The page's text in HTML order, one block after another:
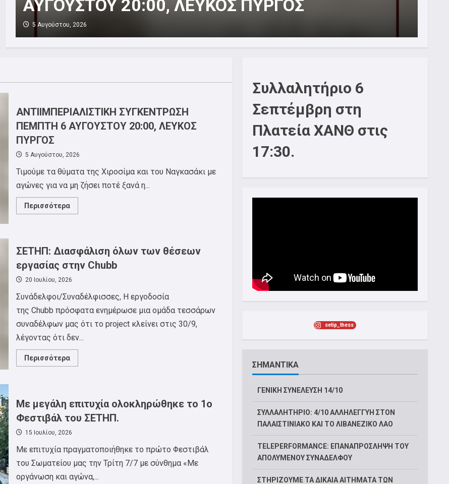
στην Chubb
20 Ιουλίου, 2026
ΑΝΤΙΙΜΠΕΡΙΑΛΙΣΤΙΚΗ ΣΥΓΚΕΝΤΡΩΣΗ
ΠΕΜΠΤΗ 6 ΑΥΓΟΥΣΤΟΥ 20:00, ΛΕΥΚΟΣ
ΠΥΡΓΟΣ
5 Αυγούστου, 2026
Τιμούμε τα θύματα της Χιροσίμα και του Ναγκασάκι με
αγώνες για να μη ζήσει ποτέ ξανά η...
ΠερισσότεραRead
more
6
ΑΥΓΟΥΣΤΟΥ
20:00,
ΛΕΥΚΟΣ
ΠΥΡΓΟΣ
ΣΕΤΗΠ: Διασφάλιση όλων των θέσεων
εργασίας στην Chubb
20 Ιουλίου, 2026
Συνάδελφοι/Συναδέλφισσες, Η εργοδοσία
της Chubb πρόσφατα ενημέρωσε μια ομάδα τεσσάρων
συναδέλφων μας ότι το project κλείνει στις 30/9,
λέγοντας ότι δεν...
ΠερισσότεραRead
more
θέσεων
εργασίας
στην
Με μεγάλη επιτυχία ολοκληρώθηκε το 1ο
Φεστιβάλ του ΣΕΤΗΠ.
15 Ιουλίου, 2026
Με επιτυχία πραγματοποιήθηκε το πρώτο Φεστιβάλ
του Σωματείου μας την Τρίτη 7/7 με σύνθημα «Με
οργάνωση και αγώνα,...
Συλλαλητήριο 6
Σεπτέμβρη στη
Πλατεία ΧΑΝΘ στις
17:30.
setip_thess
ΣΗΜΑΝΤΙΚΑ
ΓΕΝΙΚΗ ΣΥΝΕΛΕΥΣΗ 14/10
ΣΥΛΛΑΛΗΤΗΡΙΟ: 4/10 ΑΛΛΗΛΕΓΓΥΗ ΣΤΟΝ
ΠΑΛΑΙΣΤΙΝΙΑΚΟ ΚΑΙ ΤΟ ΛΙΒΑΝΕΖΙΚΟ ΛΑΟ
TELEPERFORMANCE: ΕΠΑΝΑΠΡΟΣΛΗΨΗ ΤΟΥ
ΑΠΟΛΥΜΕΝΟΥ ΣΥΝΑΔΕΛΦΟΥ
ΣΤΗΡΙΖΟΥΜΕ ΤΑ ΔΙΚΑΙΑ ΑΙΤΗΜΑΤΑ ΤΩΝ